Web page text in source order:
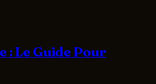
: Le Guide Pour